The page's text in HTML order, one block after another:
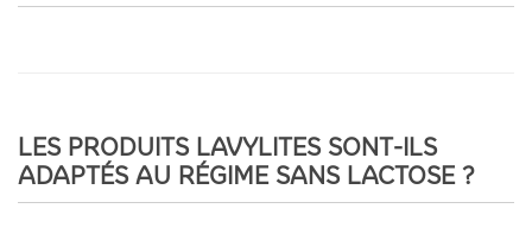
LES PRODUITS LAVYLITES SONT-ILS
ADAPTÉS AU RÉGIME SANS LACTOSE ?